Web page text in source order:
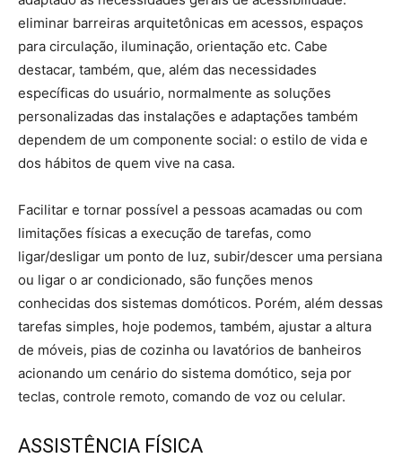
eliminar barreiras arquitetônicas em acessos, espaços
para circulação, iluminação, orientação etc. Cabe
destacar, também, que, além das necessidades
específicas do usuário, normalmente as soluções
personalizadas das instalações e adaptações também
dependem de um componente social: o estilo de vida e
dos hábitos de quem vive na casa.
Facilitar e tornar possível a pessoas acamadas ou com
limitações físicas a execução de tarefas, como
ligar/desligar um ponto de luz, subir/descer uma persiana
ou ligar o ar condicionado, são funções menos
conhecidas dos sistemas domóticos. Porém, além dessas
tarefas simples, hoje podemos, também, ajustar a altura
de móveis, pias de cozinha ou lavatórios de banheiros
acionando um cenário do sistema domótico, seja por
teclas, controle remoto, comando de voz ou celular.
ASSISTÊNCIA FÍSICA